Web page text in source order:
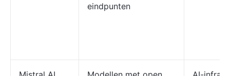
eindpunten